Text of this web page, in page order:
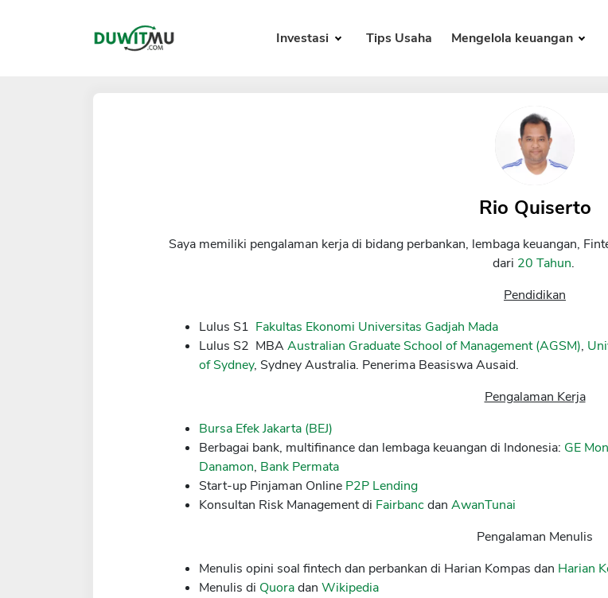
Investasi Tips Usaha Mengelola keuangan
Rio Quiserto
Saya memiliki pengalaman kerja di bidang perbankan, lembaga keuangan,
dari 20 Tahun.
Pendidikan
Lulus S1 Fakultas Ekonomi Universitas Gadjah Mada
Lulus S2 MBAAustralian Graduate School of Management (AGSM),
of Sydney, Sydney Australia. Penerima Beasiswa Ausaid.
Pengalaman Kerja
Bursa Efek Jakarta (BEJ)
Berbagai bank, multifinance dan lembaga keuangan di Indonesia: GE
Danamon, Bank Permata
Start-up Pinjaman Online P2P Lending
Konsultan Risk Management di Fairbancdan AwanTunai
Pengalaman Menulis
Menulis opini soal fintech dan perbankan di Harian Kompas dan Harian
Menulis di Quoradan Wikipedia